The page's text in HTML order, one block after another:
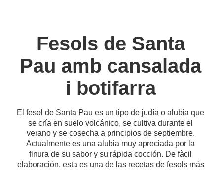
Fesols de Santa
Pau amb cansalada
i botifarra
El fesol de Santa Pau es un tipo de judía o alubia que
se cría en suelo volcánico, se cultiva durante el
verano y se cosecha a principios de septiembre.
Actualmente es una alubia muy apreciada por la
finura de su sabor y su rápida cocción. De fàcil
elaboración, esta es una de las recetas de fesols más